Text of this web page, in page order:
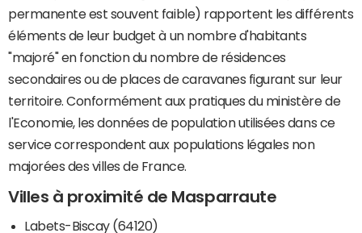
permanente est souvent faible) rapportent les différents
éléments de leur budget à un nombre d'habitants
"majoré" en fonction du nombre de résidences
secondaires ou de places de caravanes figurant sur leur
territoire. Conformément aux pratiques du ministère de
l'Economie, les données de population utilisées dans ce
service correspondent aux populations légales non
majorées des villes de France.
Villes à proximité de Masparraute
Labets-Biscay (64120)